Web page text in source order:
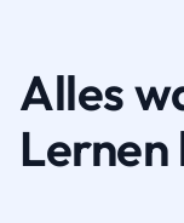
Alles
Lernen